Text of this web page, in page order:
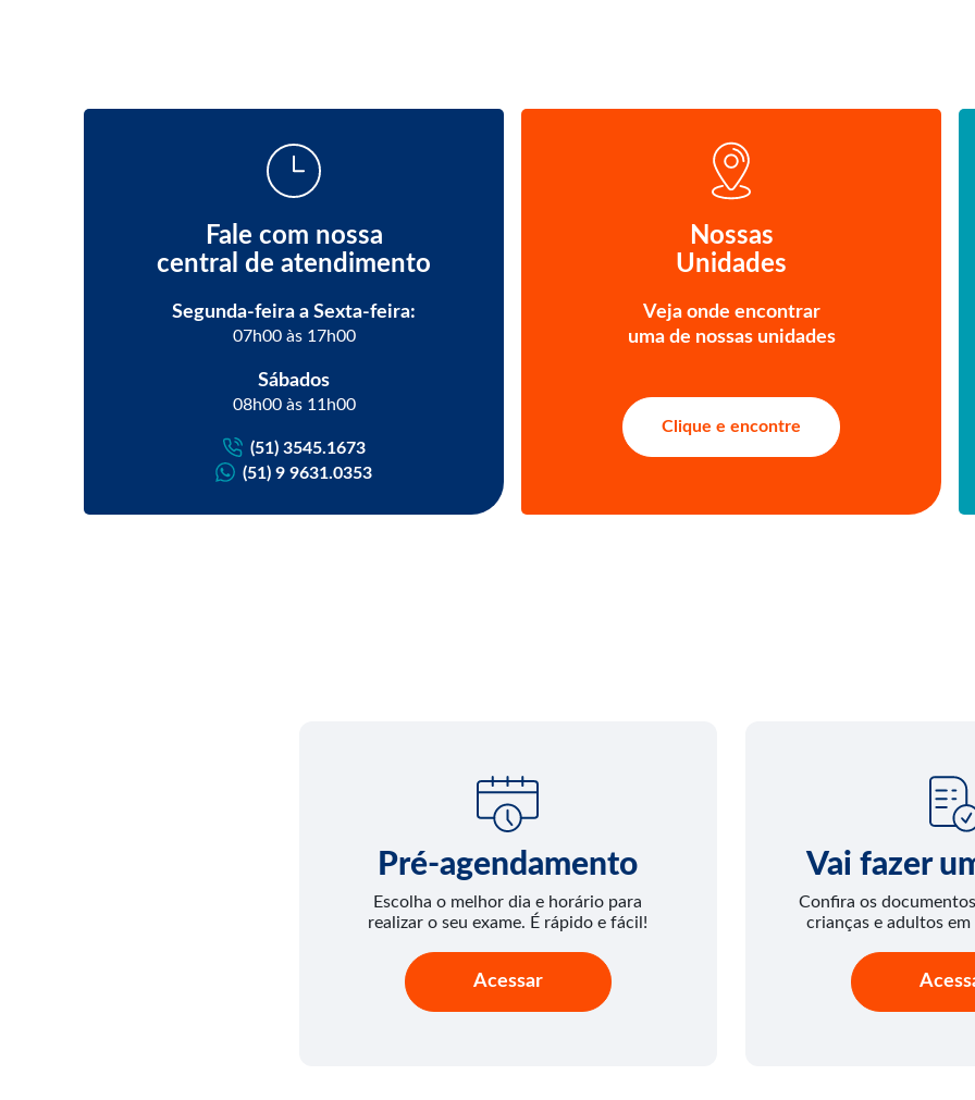
Fale com nossa
central de atendimento
Segunda-feira a Sexta-feira:
07h00 às 17h00
Sábados
08h00 às 11h00
(51) 3545.1673
(51) 9 9631.0353
Nossas
Unidades
Veja onde encontrar
uma de nossas unidades
Clique e encontre
Pré-agendamento
Escolha o melhor dia e horário para
realizar o seu exame. É rápido e fácil!
Acessar
Vai fazer
Confira os
crianças e adultos em